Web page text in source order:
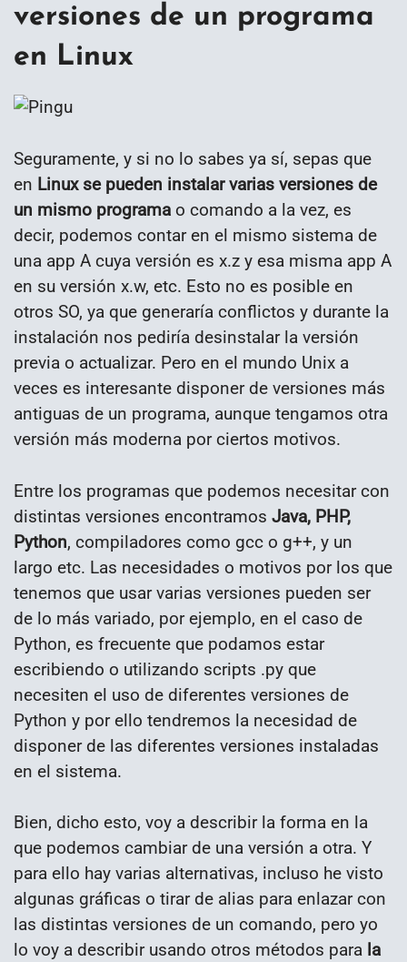
versiones de un programa
en Linux
Seguramente, y si no lo sabes ya sí, sepas que
en Linux se pueden instalar varias versiones de
un mismo programa o comando a la vez, es
decir, podemos contar en el mismo sistema de
una app A cuya versión es x.z y esa misma app A
en su versión x.w, etc. Esto no es posible en
otros SO, ya que generaría conflictos y durante la
instalación nos pediría desinstalar la versión
previa o actualizar. Pero en el mundo Unix a
veces es interesante disponer de versiones más
antiguas de un programa, aunque tengamos otra
versión más moderna por ciertos motivos.
Entre los programas que podemos necesitar con
distintas versiones encontramos Java, PHP,
Python, compiladores como gcc o g++, y un
largo etc. Las necesidades o motivos por los que
tenemos que usar varias versiones pueden ser
de lo más variado, por ejemplo, en el caso de
Python, es frecuente que podamos estar
escribiendo o utilizando scripts .py que
necesiten el uso de diferentes versiones de
Python y por ello tendremos la necesidad de
disponer de las diferentes versiones instaladas
en el sistema.
Bien, dicho esto, voy a describir la forma en la
que podemos cambiar de una versión a otra. Y
para ello hay varias alternativas, incluso he visto
algunas gráficas o tirar de alias para enlazar con
las distintas versiones de un comando, pero yo
lo voy a describir usando otros métodos para la